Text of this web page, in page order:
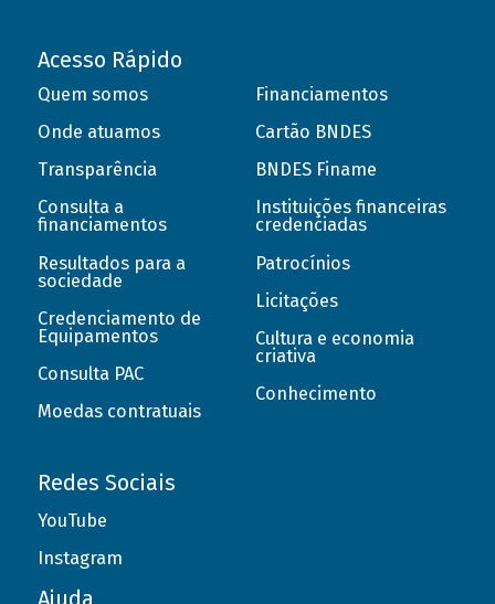
Acesso Rápido
Quem somos
Onde atuamos
Transparência
Consulta a
financiamentos
Resultados para a
sociedade
Credenciamento de
Equipamentos
Consulta PAC
Moedas contratuais
Financiamentos
Cartão BNDES
BNDES Finame
Instituições financeiras
credenciadas
Patrocínios
Licitações
Cultura e economia
criativa
Conhecimento
Redes Sociais
YouTube
Instagram
Ajuda